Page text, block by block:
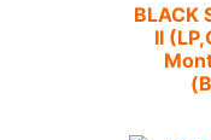
BLACK
II